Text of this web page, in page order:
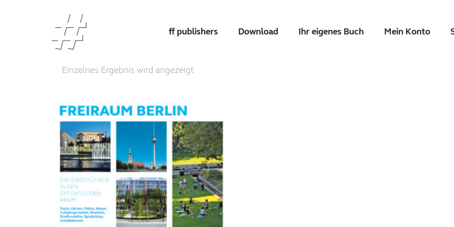
ff publishers Download Ihr eigenes Buch Mein Konto
Einzelnes Ergebnis wird angezeigt